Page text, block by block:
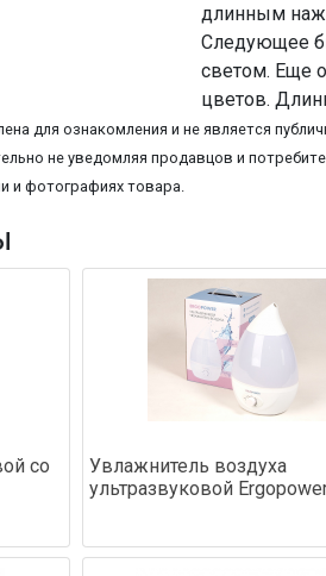
длинным
Следующее
светом. Еще
цветов.
для ознакомления и не является
не уведомляя продавцов и
и фотографиях товара.
со
Увлажнитель воздуха
ультразвуковой